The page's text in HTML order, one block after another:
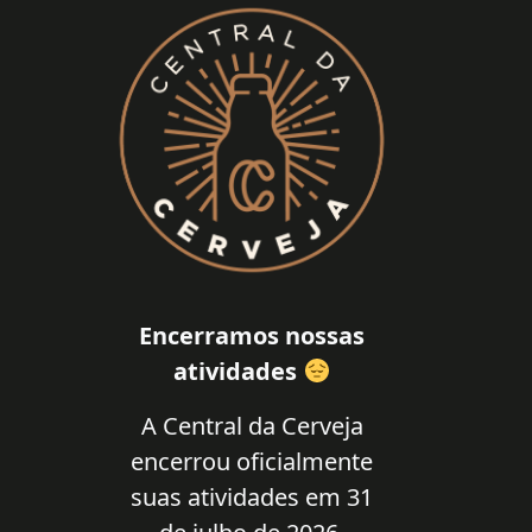
Encerramos nossas
atividades
A Central da Cerveja
encerrou oficialmente
suas atividades em 31